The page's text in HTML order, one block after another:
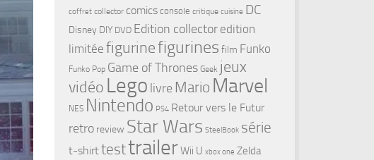
coffret collector comics console critique cuisine DC
Disney DIY DVD Edition collector edition
limitée figurinefigurines film Funko
Funko Pop Game of Thrones Geek jeux
vidéo Lego livre Mario Marvel
NES Nintendo PS4 Retour vers le Futur
retro review Star Wars SteelBook série
t-shirttesttrailerWii U xbox one Zelda